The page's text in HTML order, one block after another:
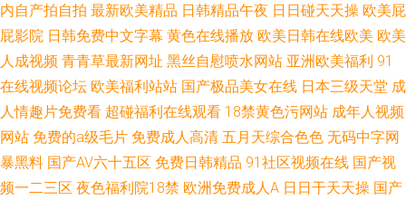
内自产拍自拍 最新欧美精品 日韩精品午夜 日日碰天天操 欧美屁
屁影院 日韩免费中文字幕 黄色在线播放 欧美日韩在线欧美 欧美
人成视频 青青草最新网址 黑丝自慰喷水网站 亚洲欧美福利 91
在线视频论坛 欧美福利站站 国产极品美女在线 日本三级天堂 成
人情趣片免费看 超碰福利在线观看 18禁黄色污网站 成年人视频
网站 免费的a级毛片 免费成人高清 五月天综合色色 无码中字网
暴黑料 国产AV六十五区 免费日韩精品 91社区视频在线 国产视
频一二三区 夜色福利院18禁 欧洲免费成人A 日日干天天操 国产